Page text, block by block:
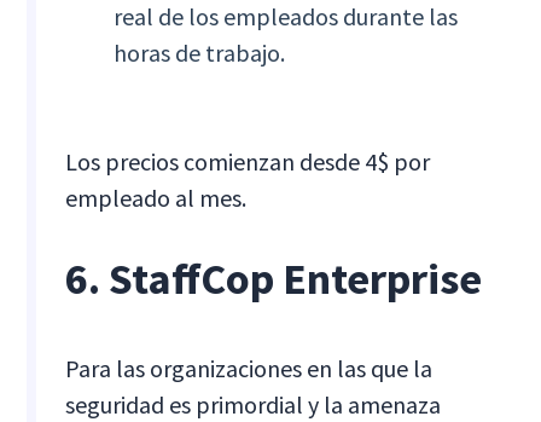
real de los empleados durante las
horas de trabajo.
Los precios comienzan desde 4$ por
empleado al mes.
6. StaffCop Enterprise
Para las organizaciones en las que la
seguridad es primordial y la amenaza